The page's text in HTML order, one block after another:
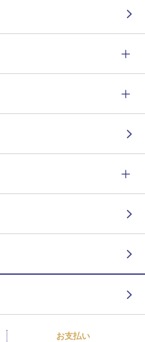
お支払い